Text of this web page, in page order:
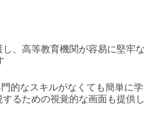
、高等教育機関が容易に堅牢な
的なスキルがなくても簡単に学
るための視覚的な画面も提供し